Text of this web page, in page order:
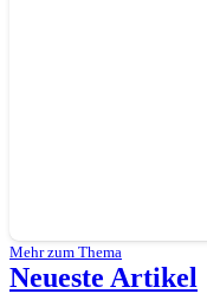
Mehr zum Thema
Neueste Artikel